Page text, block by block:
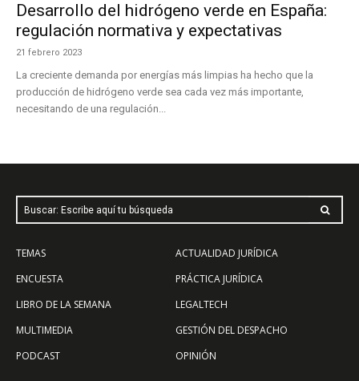
Desarrollo del hidrógeno verde en España:
regulación normativa y expectativas
21 febrero 2023
La creciente demanda por energías más limpias ha hecho que la
producción de hidrógeno verde sea cada vez más importante,
necesitando de una regulación...
Buscar: Escribe aquí tu búsqueda
TEMAS
ENCUESTA
LIBRO DE LA SEMANA
MULTIMEDIA
PODCAST
ACTUALIDAD JURÍDICA
PRÁCTICA JURÍDICA
LEGALTECH
GESTIÓN DEL DESPACHO
OPINIÓN